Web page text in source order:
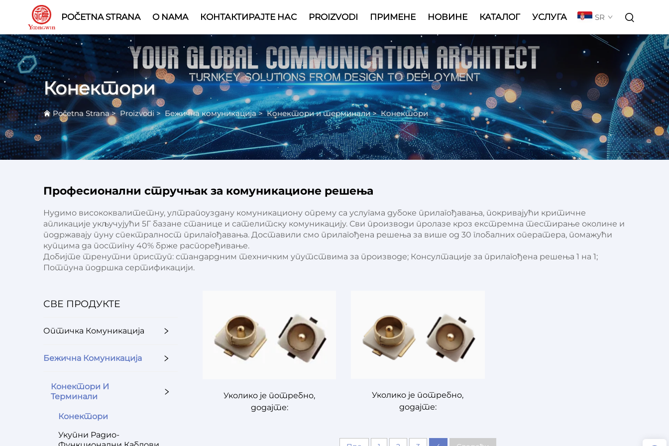
POČETNA STRANA O NAMA КОНТАКТИРАЈТЕ НАС PROIZVODI ПРИМЕНЕ
Video
НОВИНЕ КАТАЛОГ УСЛУГА SR
Конектори
Početna Strana>Proizvodi>Бежична комуникација>Конектори и терминали>Конектори
Професионални стручњак за комуникационе решења
Нудимо висококвалитетну, ултрапоуздану комуникациону опрему са услугама дубоке прилагођавања, покривајући критичне
апликације укључујући 5Г базане станице и сателитску комуникацију. Сви производи пролазе кроз екстремна тестирање околине и
подржавају пуну спектралност прилагођавања. Доставили смо прилагођена решења за више од 30 глобалних оператера, помажући
купцима да постигну 40% брже распоређивање.
Добијте тренутни приступ: стандардним техничким упутствима за производе; Консултације за прилагођена решења 1 на 1;
Потпуна подршка сертификацији.
СВЕ ПРОДУКТЕ
Оптичка Комуникација
Бежична Комуникација
Конектори И
Терминали
Конектори
Укупни Радио-
Уколико је потребно,
додајте:
Уколико је потребно,
додајте: